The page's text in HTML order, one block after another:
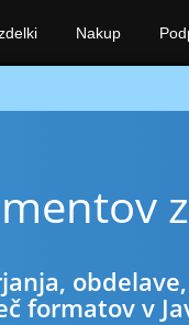
formatov v
Nakup